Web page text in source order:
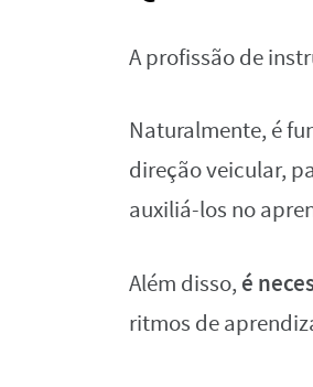
A profissão de
Naturalmente, é
direção veicular,
auxiliá-los no
Além disso, é
ritmos de